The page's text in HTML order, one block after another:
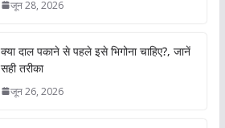
जून 28, 2026
क्या दाल पकाने से पहले इसे भिगोना चाहिए?, जानें
सही तरीका
जून 26, 2026